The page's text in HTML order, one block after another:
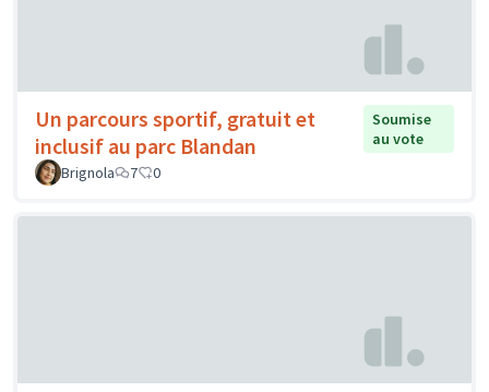
Un parcours sportif, gratuit et
inclusif au parc Blandan
Soumise
au vote
Brignola
7 0